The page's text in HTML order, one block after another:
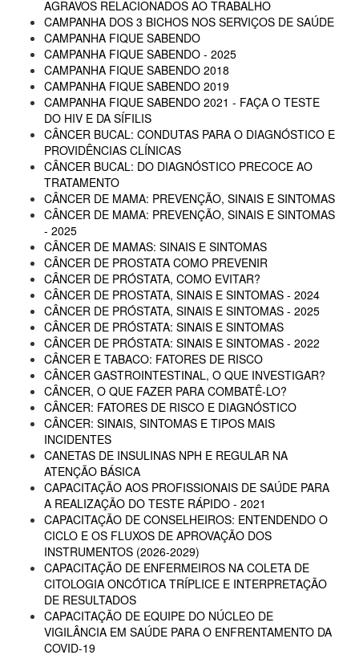
AGRAVOS RELACIONADOS AO TRABALHO
CAMPANHA DOS 3 BICHOS NOS SERVIÇOS DE SAÚDE
CAMPANHA FIQUE SABENDO
CAMPANHA FIQUE SABENDO - 2025
CAMPANHA FIQUE SABENDO 2018
CAMPANHA FIQUE SABENDO 2019
CAMPANHA FIQUE SABENDO 2021 - FAÇA O TESTE
DO HIV E DA SÍFILIS
CÂNCER BUCAL: CONDUTAS PARA O DIAGNÓSTICO E
PROVIDÊNCIAS CLÍNICAS
CÂNCER BUCAL: DO DIAGNÓSTICO PRECOCE AO
TRATAMENTO
CÂNCER DE MAMA: PREVENÇÃO, SINAIS E SINTOMAS
CÂNCER DE MAMA: PREVENÇÃO, SINAIS E SINTOMAS
- 2025
CÂNCER DE MAMAS: SINAIS E SINTOMAS
CÂNCER DE PROSTATA COMO PREVENIR
CÂNCER DE PRÓSTATA, COMO EVITAR?
CÂNCER DE PROSTATA, SINAIS E SINTOMAS - 2024
CÂNCER DE PRÓSTATA, SINAIS E SINTOMAS - 2025
CÂNCER DE PRÓSTATA: SINAIS E SINTOMAS
CÂNCER DE PRÓSTATA: SINAIS E SINTOMAS - 2022
CÂNCER E TABACO: FATORES DE RISCO
CÂNCER GASTROINTESTINAL, O QUE INVESTIGAR?
CÂNCER, O QUE FAZER PARA COMBATÊ-LO?
CÂNCER: FATORES DE RISCO E DIAGNÓSTICO
CÂNCER: SINAIS, SINTOMAS E TIPOS MAIS
INCIDENTES
CANETAS DE INSULINAS NPH E REGULAR NA
ATENÇÃO BÁSICA
CAPACITAÇÃO AOS PROFISSIONAIS DE SAÚDE PARA
A REALIZAÇÃO DO TESTE RÁPIDO - 2021
CAPACITAÇÃO DE CONSELHEIROS: ENTENDENDO O
CICLO E OS FLUXOS DE APROVAÇÃO DOS
INSTRUMENTOS (2026-2029)
CAPACITAÇÃO DE ENFERMEIROS NA COLETA DE
CITOLOGIA ONCÓTICA TRÍPLICE E INTERPRETAÇÃO
DE RESULTADOS
CAPACITAÇÃO DE EQUIPE DO NÚCLEO DE
VIGILÂNCIA EM SAÚDE PARA O ENFRENTAMENTO DA
COVID-19